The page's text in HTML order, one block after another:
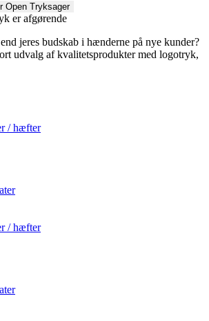
Open Tryksager
er afgørende
jeres budskab i hænderne på nye kunder?
udvalg af kvalitetsprodukter med logotryk,
/ hæfter
/ hæfter